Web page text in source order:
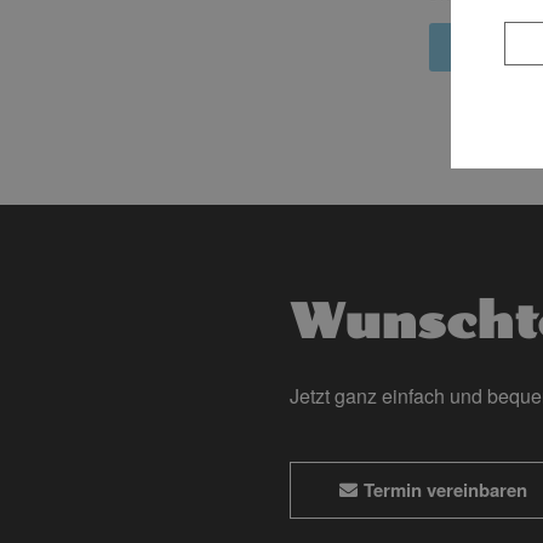
Mehr
Jetzt ganz einfach und
Termin vereinbaren